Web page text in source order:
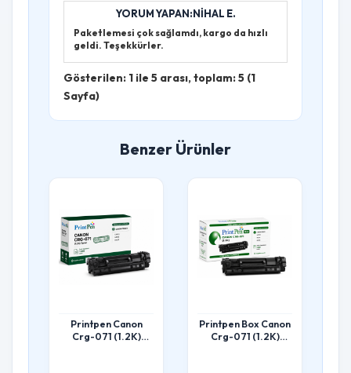
YORUM YAPAN:NIHAL E.
Paketlemesi çok sağlamdı, kargo da hızlı
geldi. Teşekkürler.
Gösterilen: 1 ile 5 arası, toplam: 5 (1
Sayfa)
Benzer Ürünler
Printpen Canon
Crg-071 (1.2K)
Printpen Box Canon
Crg-071 (1.2K)